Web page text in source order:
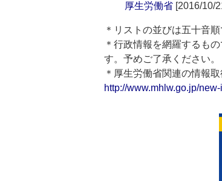
厚生労働省 [2016/10/
＊リストの並びは五十音順
＊行政情報を網羅するも
す。予めご了承ください。
＊厚生労働省関連の情報
http://www.mhlw.go.jp/